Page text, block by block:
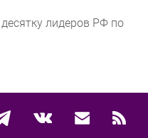
лидеров РФ по